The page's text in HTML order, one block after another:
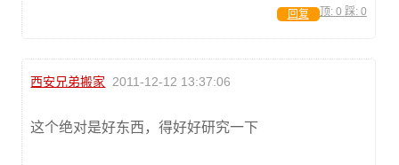
顶: 0 踩: 0
回复
西安兄弟搬家 2011-12-12 13:37:06
这个绝对是好东西，得好好研究一下